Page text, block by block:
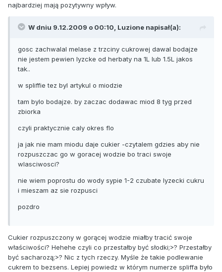
najbardziej mają pozytywny wpływ.
W dniu 9.12.2009 o 00:10, Luzione napisał(a):
gosc zachwalal melase z trzciny cukrowej dawal bodajze
nie jestem pewien lyzcke od herbaty na 1L lub 1.5L jakos
tak..
w spliffie tez byl artykul o miodzie
tam bylo bodajze. by zaczac dodawac miod 8 tyg przed
zbiorka
czyli praktycznie caly okres flo
ja jak nie mam miodu daje cukier -czytalem gdzies aby nie
rozpuszczac go w goracej wodzie bo traci swoje
wlasciwosci?
nie wiem poprostu do wody sypie 1-2 czubate lyzecki cukru
i mieszam az sie rozpusci
pozdro
Cukier rozpuszczony w gorącej wodzie miałby tracić swoje
właściwości? Hehehe czyli co przestałby być słodki;>? Przestałby
być sacharozą;>? Nic z tych rzeczy. Myśle że takie podlewanie
cukrem to bezsens. Lepiej powiedz w którym numerze spliffa było